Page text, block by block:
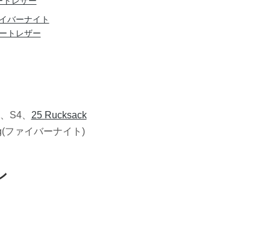
バーナイト
トレザー
、S4、 25 Rucksack
ファイバーナイト)